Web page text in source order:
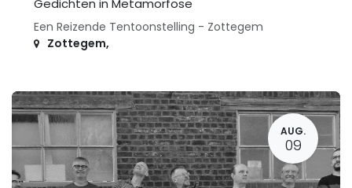
Gedichten in Metamorfose
Een Reizende Tentoonstelling - Zottegem
Zottegem,
AUG.
09